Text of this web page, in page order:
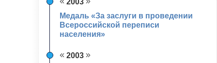
Медаль «За заслуги в проведении
Всероссийской переписи
населения»
2003